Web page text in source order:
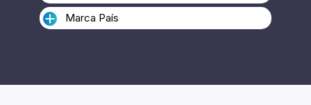
Marca País